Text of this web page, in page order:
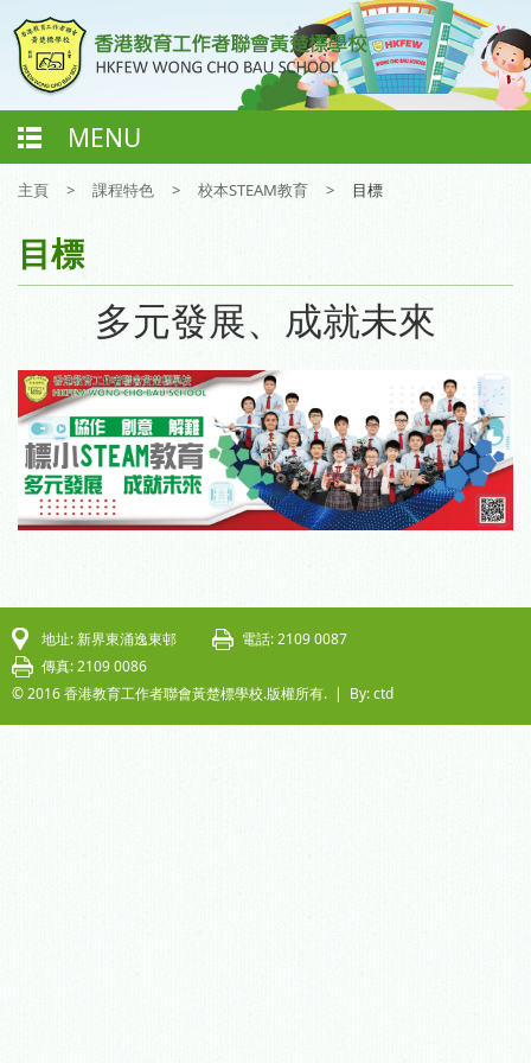
MENU
主頁 > 課程特色 > 校本STEAM教育 > 目標
目標
多元發展、成就未來
地址: 新界東涌逸東邨
電話: 2109 0087
傳真: 2109 0086
© 2016 香港教育工作者聯會黃楚標學校.版權所有. | By: ctd